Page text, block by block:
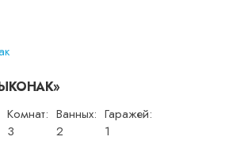
Комнат:
3
Ванных:
2
Гаражей:
1